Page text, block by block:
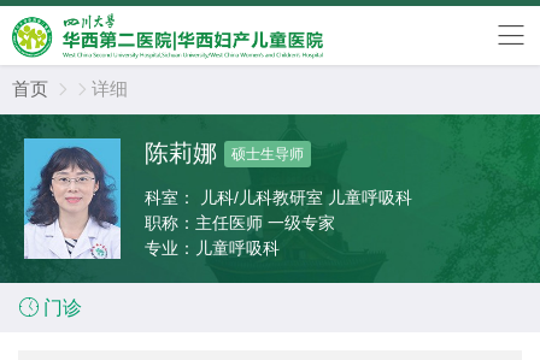
首页   详细
陈莉娜 硕士生导师
科室：
儿科/儿科教研室 儿童呼吸科
职称： 主任医师 一级专家
专业： 儿童呼吸科
 门诊